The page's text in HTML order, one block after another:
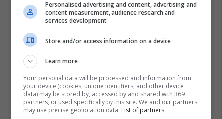
Personalised advertising and content, advertising and
content measurement, audience research and
services development
Store and/or access information on a device
Learn more
Your personal data will be processed and information from
your device (cookies, unique identifiers, and other device
data) may be stored by, accessed by and shared with 369
partners, or used specifically by this site. We and our partners
may use precise geolocation data. List of partners.